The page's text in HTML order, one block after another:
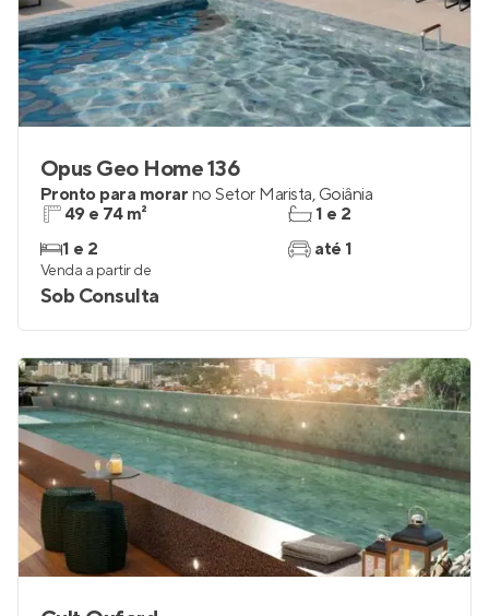
Opus Geo Home 136
Pronto para morar no Setor Marista, Goiânia
49 e 74 m²
1 e 2
1 e 2
até 1
Venda a partir de
Sob Consulta